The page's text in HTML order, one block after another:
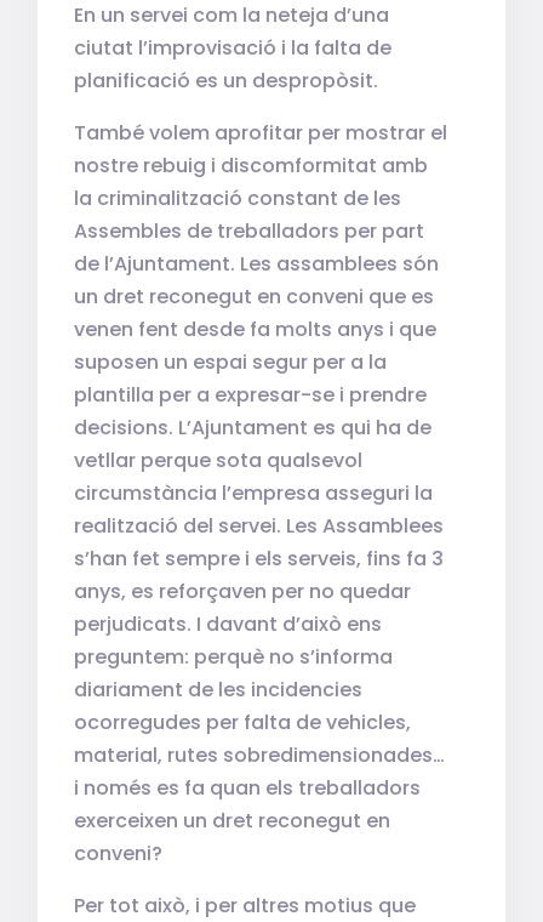
En un servei com la neteja d’una
ciutat l’improvisació i la falta de
planificació es un despropòsit.
També volem aprofitar per mostrar el
nostre rebuig i discomformitat amb
la criminalització constant de les
Assembles de treballadors per part
de l’Ajuntament. Les assamblees són
un dret reconegut en conveni que es
venen fent desde fa molts anys i que
suposen un espai segur per a la
plantilla per a expresar-se i prendre
decisions. L’Ajuntament es qui ha de
vetllar perque sota qualsevol
circumstància l’empresa asseguri la
realització del servei. Les Assamblees
s’han fet sempre i els serveis, fins fa 3
anys, es reforçaven per no quedar
perjudicats. I davant d’això ens
preguntem: perquè no s’informa
diariament de les incidencies
ocorregudes per falta de vehicles,
material, rutes sobredimensionades…
i només es fa quan els treballadors
exerceixen un dret reconegut en
conveni?
Per tot això, i per altres motius que